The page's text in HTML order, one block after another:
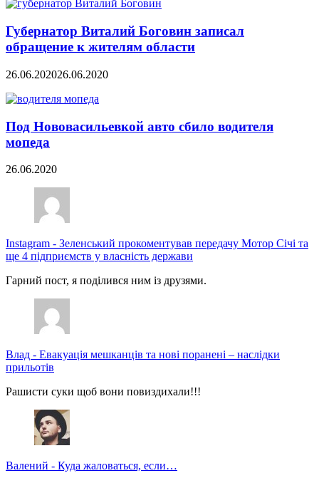
Губернатор Виталий Боговин записал
обращение к жителям области
26.06.202026.06.2020
Под Нововасильевкой авто сбило водителя
мопеда
26.06.2020
Instagram - Зеленський прокоментував передачу Мотор Січі та
ще 4 підприємств у власність держави
Гарний пост, я поділився ним із друзями.
Влад - Евакуація мешканців та нові поранені – наслідки
прильотів
Рашисти суки щоб вони повиздихали!!!
Валений - Куда жаловаться, если…